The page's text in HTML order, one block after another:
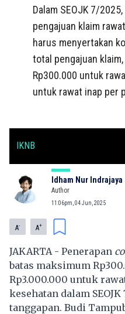
Dalam SEOJK 7/
pengajuan klaim
harus menyertakan
total pengajuan
Rp300.000 untuk
untuk rawat inap per
IKNB
Idham Nur Indrajaya
Author
11:06pm, 04 Jun, 2025
A- A+
JAKARTA - Penerapan
batas maksimum
Rp3.000.000 untuk
kesehatan dalam
tanggapan. Budi